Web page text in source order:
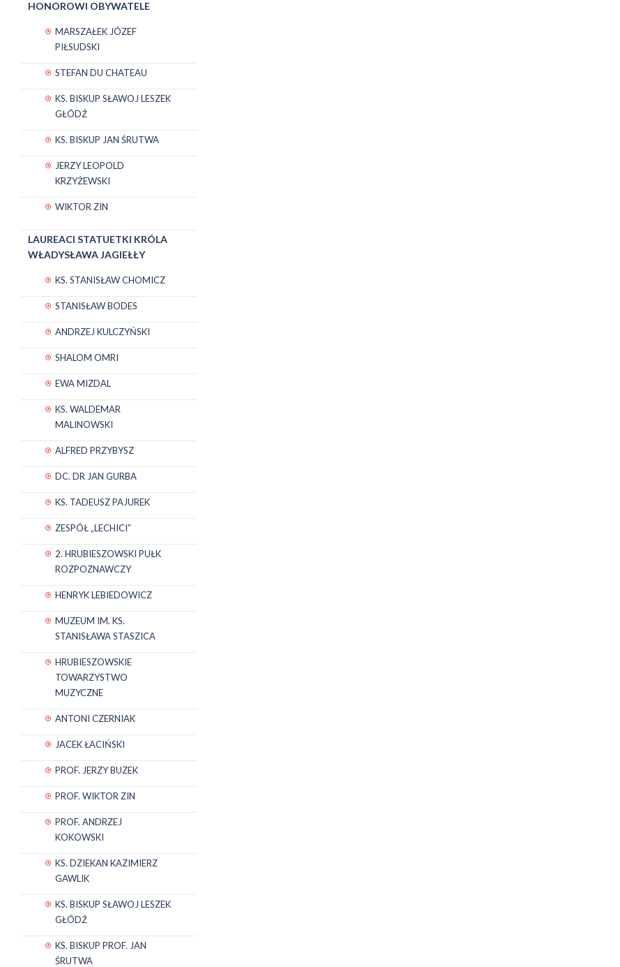
HONOROWI OBYWATELE
MARSZAŁEK JÓZEF
PIŁSUDSKI
STEFAN DU CHATEAU
KS. BISKUP SŁAWOJ LESZEK
GŁÓDŹ
KS. BISKUP JAN ŚRUTWA
JERZY LEOPOLD
KRZYŻEWSKI
WIKTOR ZIN
LAUREACI STATUETKI KRÓLA
WŁADYSŁAWA JAGIEŁŁY
KS. STANISŁAW CHOMICZ
STANISŁAW BODES
ANDRZEJ KULCZYŃSKI
SHALOM OMRI
EWA MIZDAL
KS. WALDEMAR
MALINOWSKI
ALFRED PRZYBYSZ
DC. DR JAN GURBA
KS. TADEUSZ PAJUREK
ZESPÓŁ „LECHICI”
2. HRUBIESZOWSKI PUŁK
ROZPOZNAWCZY
HENRYK LEBIEDOWICZ
MUZEUM IM. KS.
STANISŁAWA STASZICA
HRUBIESZOWSKIE
TOWARZYSTWO
MUZYCZNE
ANTONI CZERNIAK
JACEK ŁACIŃSKI
PROF. JERZY BUZEK
PROF. WIKTOR ZIN
PROF. ANDRZEJ
KOKOWSKI
KS. DZIEKAN KAZIMIERZ
GAWLIK
KS. BISKUP SŁAWOJ LESZEK
GŁÓDŹ
KS. BISKUP PROF. JAN
ŚRUTWA